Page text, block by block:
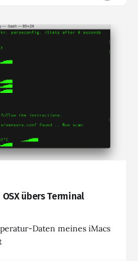
übers Terminal
Daten meines iMacs